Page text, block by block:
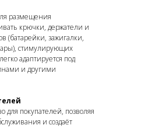
размещения
крючки, держатели и
(батарейки, зажигалки,
стимулирующих
адаптируется под
и другими
для покупателей, позволяя
и создаёт